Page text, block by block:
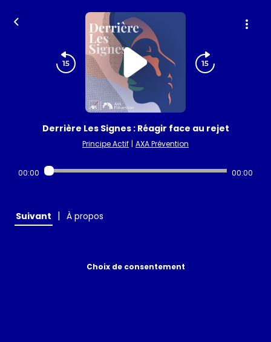
Derrière Les Signes : Réagir face au rejet
Principe Actif | AXA Prévention
00:00 00:00
Suivant | À propos
Choix de consentement